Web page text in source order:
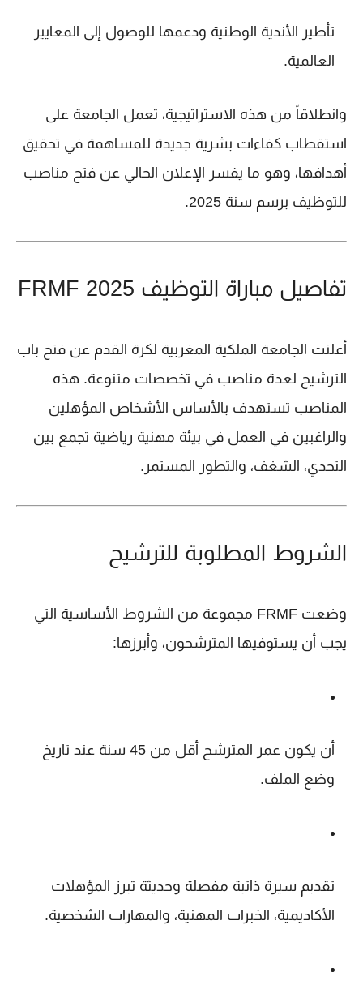
تأطير الأندية الوطنية ودعمها للوصول إلى المعايير
العالمية.
وانطلاقاً من هذه الاستراتيجية، تعمل الجامعة على
استقطاب كفاءات بشرية جديدة للمساهمة في تحقيق
أهدافها، وهو ما يفسر الإعلان الحالي عن فتح مناصب
للتوظيف برسم سنة 2025.
تفاصيل مباراة التوظيف FRMF 2025
أعلنت الجامعة الملكية المغربية لكرة القدم عن فتح باب
الترشيح لعدة مناصب في تخصصات متنوعة. هذه
المناصب تستهدف بالأساس الأشخاص المؤهلين
والراغبين في العمل في بيئة مهنية رياضية تجمع بين
التحدي، الشغف، والتطور المستمر .
الشروط المطلوبة للترشيح
وضعت FRMF مجموعة من الشروط الأساسية التي
يجب أن يستوفيها المترشحون، وأبرزها:
أن يكون عمر المترشح أقل من 45 سنة
عند تاريخ
وضع الملف.
تقديم سيرة ذاتية مفصلة وحديثة تبرز المؤهلات
الأكاديمية، الخبرات المهنية، والمهارات الشخصية.